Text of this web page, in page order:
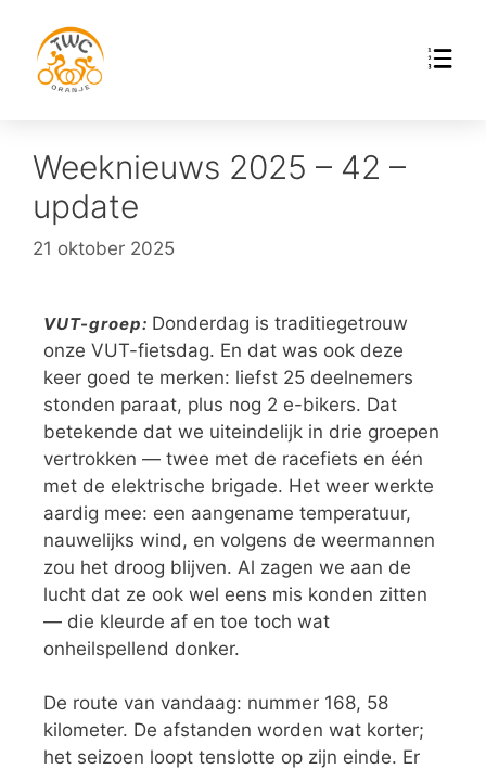
Weeknieuws 2025 – 42 –
update
21 oktober 2025
VUT-groep: Donderdag is traditiegetrouw
onze VUT-fietsdag. En dat was ook deze
keer goed te merken: liefst 25 deelnemers
stonden paraat, plus nog 2 e-bikers. Dat
betekende dat we uiteindelijk in drie groepen
vertrokken — twee met de racefiets en één
met de elektrische brigade. Het weer werkte
aardig mee: een aangename temperatuur,
nauwelijks wind, en volgens de weermannen
zou het droog blijven. Al zagen we aan de
lucht dat ze ook wel eens mis konden zitten
— die kleurde af en toe toch wat
onheilspellend donker.
De route van vandaag: nummer 168, 58
kilometer. De afstanden worden wat korter;
het seizoen loopt tenslotte op zijn einde. Er